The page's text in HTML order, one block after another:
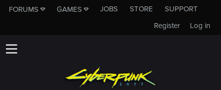
FORUMS GAMES JOBS STORE
SUPPORT
Log in
Register